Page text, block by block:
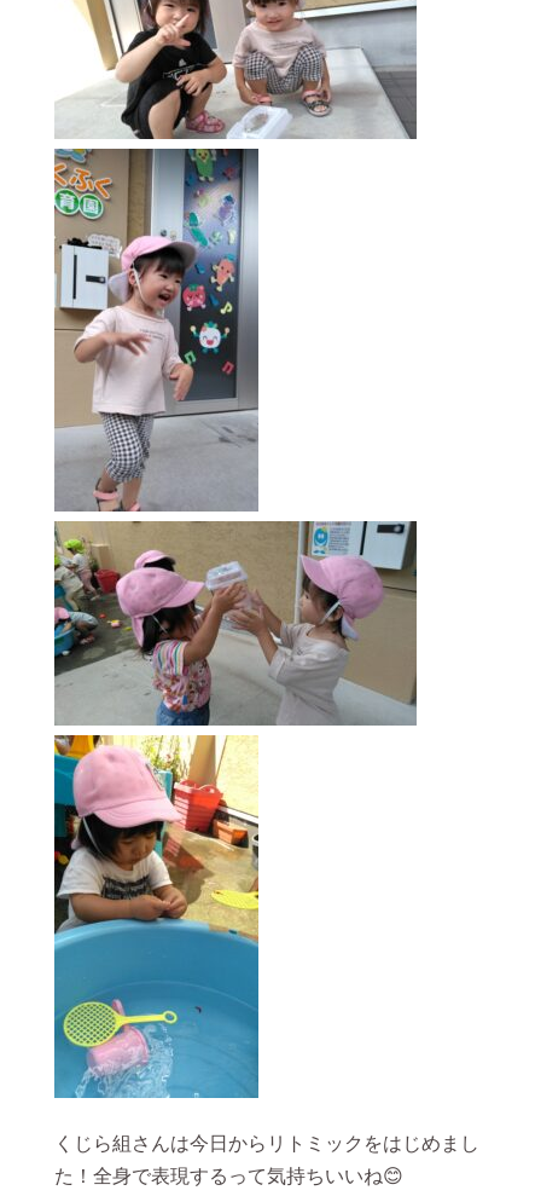
くじら組さんは今日からリトミックをはじめまし
た！全身で表現するって気持ちいいね😊